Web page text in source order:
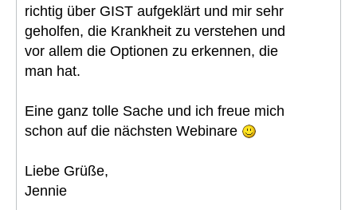
richtig über GIST aufgeklärt und mir sehr
geholfen, die Krankheit zu verstehen und
vor allem die Optionen zu erkennen, die
man hat.
Eine ganz tolle Sache und ich freue mich
schon auf die nächsten Webinare
Liebe Grüße,
Jennie